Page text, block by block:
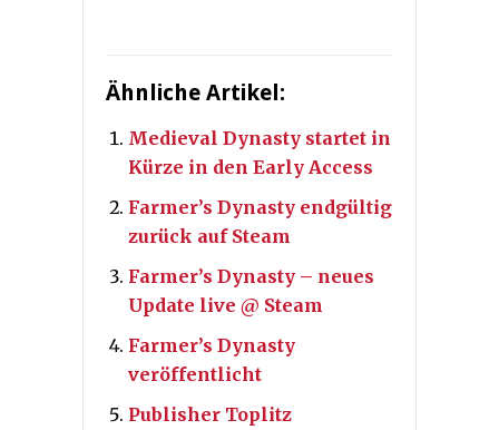
Ähnliche Artikel:
Medieval Dynasty startet in
Kürze in den Early Access
Farmer’s Dynasty endgültig
zurück auf Steam
Farmer’s Dynasty – neues
Update live @ Steam
Farmer’s Dynasty
veröffentlicht
Publisher Toplitz